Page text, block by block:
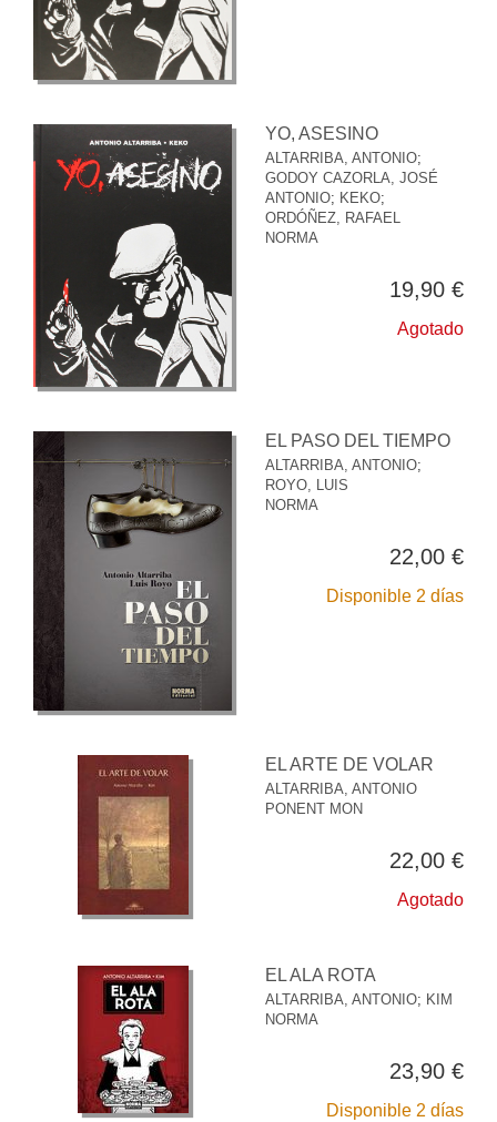
YO, ASESINO
ALTARRIBA, ANTONIO;
GODOY CAZORLA, JOSÉ
ANTONIO; KEKO;
ORDÓÑEZ, RAFAEL
NORMA
19,90 €
Agotado
EL PASO DEL TIEMPO
ALTARRIBA, ANTONIO;
ROYO, LUIS
NORMA
22,00 €
Disponible 2 días
EL ARTE DE VOLAR
ALTARRIBA, ANTONIO
PONENT MON
22,00 €
Agotado
EL ALA ROTA
ALTARRIBA, ANTONIO; KIM
NORMA
23,90 €
Disponible 2 días